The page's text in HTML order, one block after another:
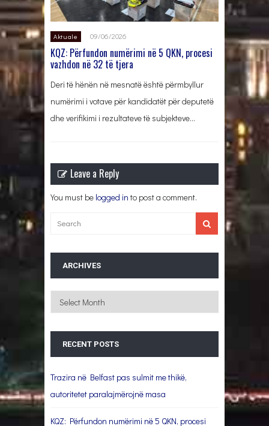
Aktuale 09/06/2026
KQZ: Përfundon numërimi në 5 QKN, procesi
vazhdon në 32 të tjera
Deri të hënën në mesnatë është përmbyllur
numërimi i votave për kandidatët për deputetë
dhe verifikimi i rezultateve të subjekteve…
Leave a Reply
You must be logged in to post a comment.
ARCHIVES
Archives
RECENT POSTS
Trazira në Belfast pas sulmit me thikë,
autoritetet paralajmërojnë masa
KQZ: Përfundon numërimi në 5 QKN, procesi